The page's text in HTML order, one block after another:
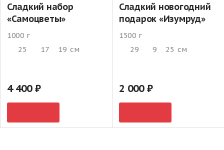
Сладкий набор
«Самоцветы»
1000 г
25
17 19 см
4 400
Сладкий новогодний
подарок «Изумруд»
1500 г
29
9 25 см
2 000